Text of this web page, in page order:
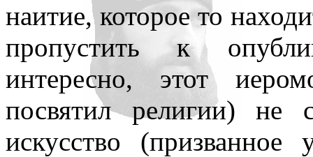
наитие, которое то
пропустить к
интересно, этот
посвятил религии) не
искусство (призванное